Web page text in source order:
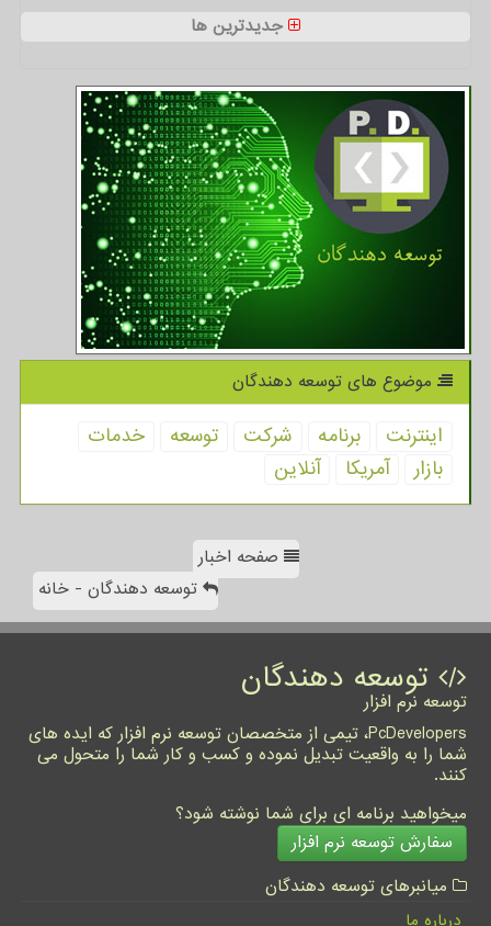
جدیدترین ها
موضوع های توسعه دهندگان
اینترنت برنامه شركت توسعه
خدمات
بازار
آمریكا آنلاین
صفحه اخبار
توسعه دهندگان - خانه
توسعه دهندگان
توسعه نرم افزار
PcDevelopers، تیمی از متخصصان توسعه نرم افزار که ایده های
شما را به واقعیت تبدیل نموده و کسب و کار شما را متحول می
کنند.
میخواهید برنامه ای برای شما نوشته شود؟
سفارش توسعه نرم افزار
میانبرهای توسعه دهندگان
درباره ما